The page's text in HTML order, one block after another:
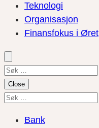
Teknologi
Organisasjon
Finansfokus i Øret
Søk
etter:
Close
Søk
Bank